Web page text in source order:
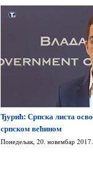
Ђурић: Српска листа
српском већином
Понедељак, 20. новембар